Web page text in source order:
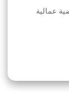
يونيو 2026 رفع قضية عمالية